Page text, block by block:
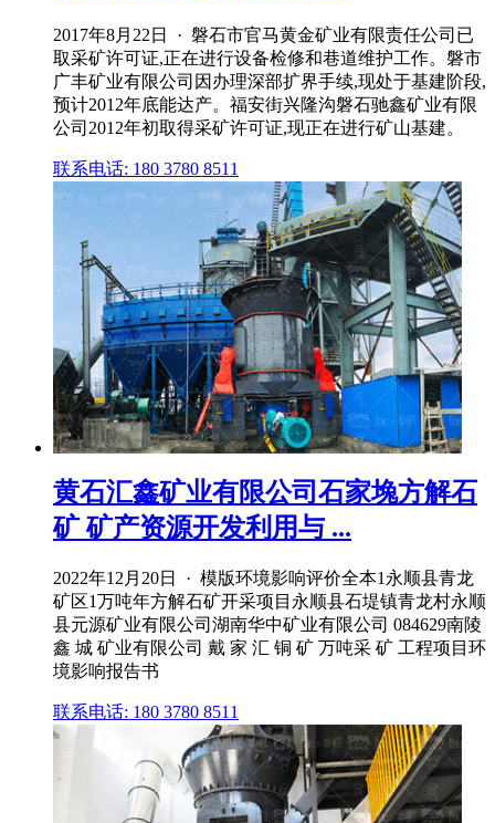
2017年8月22日 · 磐石市官马黄金矿业有限责任公司已
取采矿许可证,正在进行设备检修和巷道维护工作。磐市
广丰矿业有限公司因办理深部扩界手续,现处于基建阶段,
预计2012年底能达产。福安街兴隆沟磐石驰鑫矿业有限
公司2012年初取得采矿许可证,现正在进行矿山基建。
联系电话: 180 3780 8511
黄石汇鑫矿业有限公司石家堍方解石
矿 矿产资源开发利用与 ...
2022年12月20日 · 模版环境影响评价全本1永顺县青龙
矿区1万吨年方解石矿开采项目永顺县石堤镇青龙村永顺
县元源矿业有限公司湖南华中矿业有限公司 084629南陵
鑫 城 矿业有限公司 戴 家 汇 铜 矿 万吨采 矿 工程项目环
境影响报告书
联系电话: 180 3780 8511